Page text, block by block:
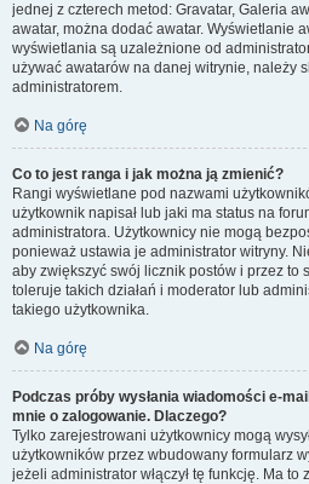
jednej z czterech metod: Gravatar, Galeria
awatar, można dodać awatar. Wyświetlanie
wyświetlania są uzależnione od
używać awatarów na danej witrynie, należy
administratorem.
Na górę
Co to jest ranga i jak można ją zmienić?
Rangi wyświetlane pod nazwami
użytkownik napisał lub jaki ma status na
administratora. Użytkownicy nie mogą
ponieważ ustawia je administrator witryny.
aby zwiększyć swój licznik postów i przez to
toleruje takich działań i moderator lub
takiego użytkownika.
Na górę
Podczas próby wysłania wiadomości e-
mnie o zalogowanie. Dlaczego?
Tylko zarejestrowani użytkownicy mogą
użytkowników przez wbudowany formularz
jeżeli administrator włączył tę funkcję. Ma to